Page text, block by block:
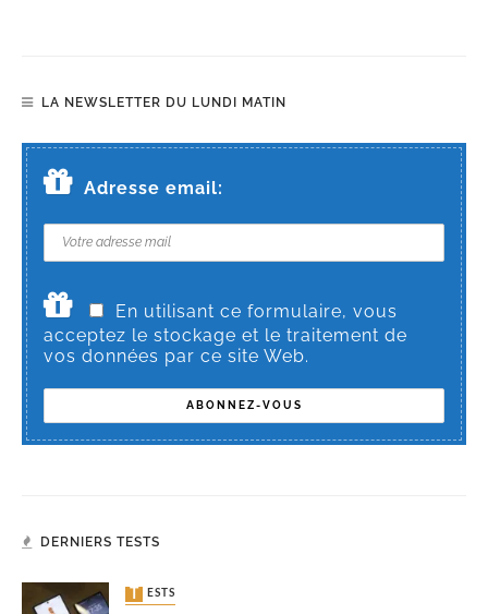
LA NEWSLETTER DU LUNDI MATIN
Adresse email:
En utilisant ce formulaire, vous
acceptez le stockage et le traitement de
vos données par ce site Web.
DERNIERS TESTS
TESTS